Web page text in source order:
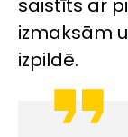
saistīts ar
izmaksām
izpildē.